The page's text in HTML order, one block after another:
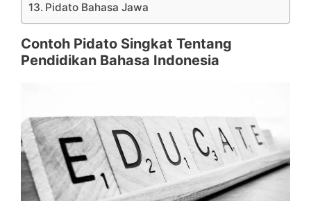
Pidato Bahasa Jawa
Contoh Pidato Singkat Tentang
Pendidikan Bahasa Indonesia